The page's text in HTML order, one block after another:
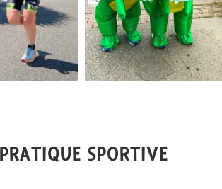
SPORTIVE